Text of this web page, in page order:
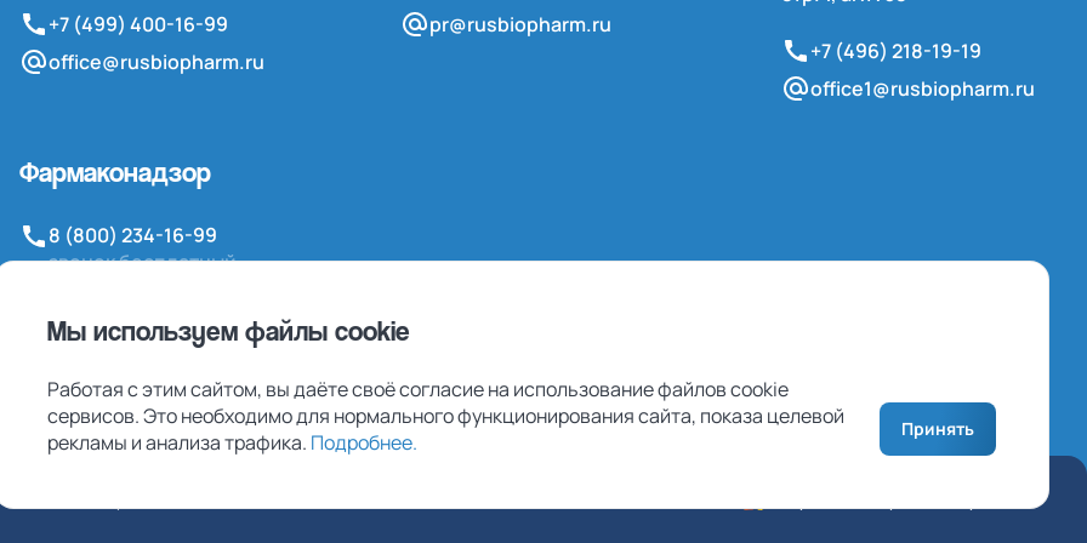
+7 (499) 400-16-99
office@rusbiopharm.ru
pr@rusbiopharm.ru
+7 (496) 218-19-19
office1@rusbiopharm.ru
Фармаконадзор
8 (800) 234-16-99
звонок бесплатный
Мы используем файлы cookie
Работая с этим сайтом, вы даёте своё согласие на использование файлов cookie
сервисов. Это необходимо для нормального функционирования сайта, показа целевой
рекламы и анализа трафика. Подробнее.
Принять